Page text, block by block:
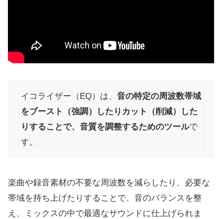
イコライザー（EQ）は、 音の特定の周波数帯域
をブースト（強調）したりカット（削減）した
りすることで、音質を調整するためのツールで
す。
楽曲や録音素材の不要な周波数を減らしたり、必要な
帯域を持ち上げたりすることで、音のバランスを整
え、ミックスの中で最適なサウンドに仕上げられま